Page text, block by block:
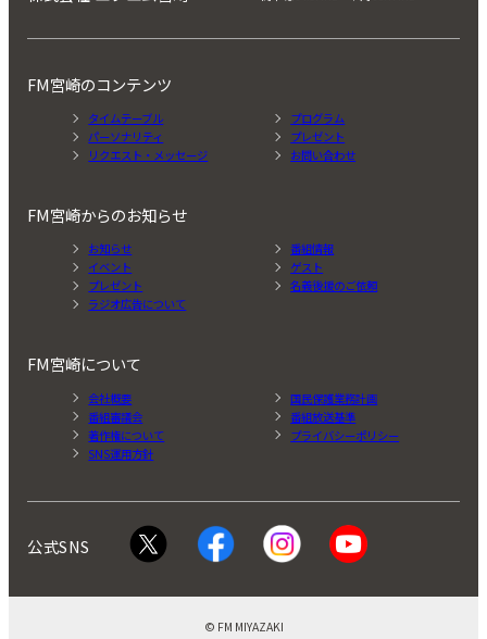
FM宮崎のコンテンツ
タイムテーブル
プログラム
パーソナリティ
プレゼント
リクエスト・メッセージ
お問い合わせ
FM宮崎からのお知らせ
お知らせ
番組情報
イベント
ゲスト
プレゼント
名義後援のご依頼
ラジオ広告について
FM宮崎について
会社概要
国民保護業務計画
番組審議会
番組放送基準
著作権について
プライバシーポリシー
SNS運用方針
公式SNS
© FM MIYAZAKI